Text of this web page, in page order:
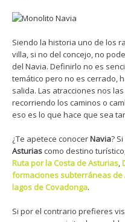
Siendo la historia uno de los
villa, si no del concejo, no
del Navia. Definirlo no es
temático pero no es cerrado,
salida. Las atracciones nos
recorriendo los caminos o
eso es lo que hace que sea
¿Te apetece conocerNavia?
Asturias como destino
Ruta por la Costa de Asturias,
formaciones subterráneas de
lagos de Covadonga.
Si por el contrario prefieres